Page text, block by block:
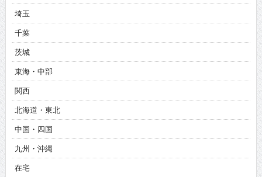
埼玉
千葉
茨城
東海・中部
関西
北海道・東北
中国・四国
九州・沖縄
在宅